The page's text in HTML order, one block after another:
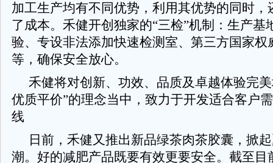
加工生产均有不同优势，利用其优势的同时，
了成本。禾健开创独家的“三检”机制：生产基
验、专设非法添加快速检测室、第三方国家权
等，确保安全放心。
禾健将对创新、功效、品质及卓越体验完
优质平价”的理念当中，致力于开发适合客户
线
日前，禾健又推出新品绿茶肉茶胶囊，掀
潮。好的减肥产品既要有效更要安全。截至目